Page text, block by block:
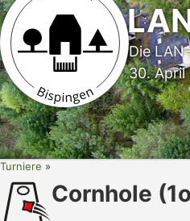
Die
30. April
Turniere
Cornhole